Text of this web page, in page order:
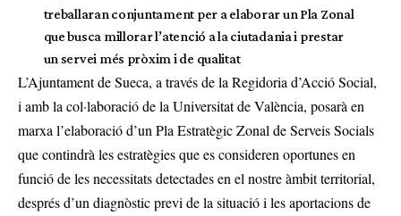
treballaran conjuntament per a elaborar un Pla Zonal
que busca millorar l’atenció a la ciutadania i prestar
un servei més pròxim i de qualitat
L’Ajuntament de Sueca, a través de la Regidoria d’Acció Social,
i amb la col·laboració de la Universitat de València, posarà en
marxa l’elaboració d’un Pla Estratègic Zonal de Serveis Socials
que contindrà les estratègies que es consideren oportunes en
funció de les necessitats detectades en el nostre àmbit territorial,
després d’un diagnòstic previ de la situació i les aportacions de